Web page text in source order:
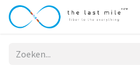
Overslaan naar inhoud